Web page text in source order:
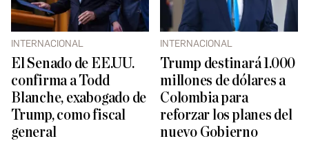
INTERNACIONAL
El Senado de EE.UU.
confirma a Todd
Blanche, exabogado de
Trump, como fiscal
general
INTERNACIONAL
Trump destinará 1.000
millones de dólares a
Colombia para
reforzar los planes del
nuevo Gobierno